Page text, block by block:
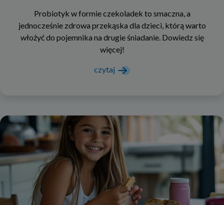
Probiotyk w formie czekoladek to smaczna, a
jednocześnie zdrowa przekąska dla dzieci, którą warto
włożyć do pojemnika na drugie śniadanie. Dowiedz się
więcej!
czytaj